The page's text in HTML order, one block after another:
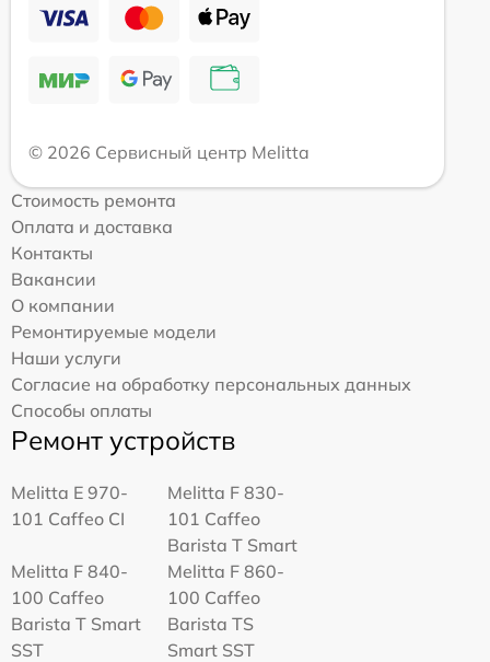
© 2026 Сервисный центр Melitta
Стоимость ремонта
Оплата и доставка
Контакты
Вакансии
О компании
Ремонтируемые модели
Наши услуги
Согласие на обработку персональных данных
Способы оплаты
Ремонт устройств
Melitta Е 970-
101 Caffeo CI
Melitta F 830-
101 Caffeo
Barista T Smart
Melitta F 840-
100 Caffeo
Barista T Smart
SST
Melitta F 860-
100 Caffeo
Barista TS
Smart SST